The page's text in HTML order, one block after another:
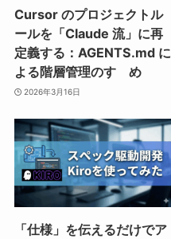
Cursor のプロジェクトル
ールを「Claude 流」に再
定義する：AGENTS.md に
よる階層管理のすゝめ
2026年3月16日
「仕様」を伝えるだけでア